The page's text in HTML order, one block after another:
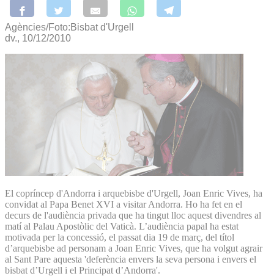
Agències/Foto:Bisbat d'Urgell
dv., 10/12/2010
El copríncep d'Andorra i arquebisbe d'Urgell, Joan Enric Vives, ha
convidat al Papa Benet XVI a visitar Andorra. Ho ha fet en el
decurs de l'audiència privada que ha tingut lloc aquest divendres al
matí al Palau Apostòlic del Vaticà. L’audiència papal ha estat
motivada per la concessió, el passat dia 19 de març, del títol
d’arquebisbe ad personam a Joan Enric Vives, que ha volgut agrair
al Sant Pare aquesta 'deferència envers la seva persona i envers el
bisbat d’Urgell i el Principat d’Andorra'.